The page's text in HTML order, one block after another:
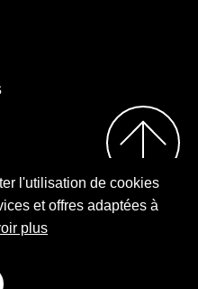
l'utilisation de cookies
et offres adaptées à
plus